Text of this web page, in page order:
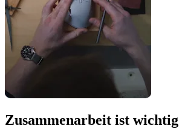
Zusammenarbeit ist wichtig